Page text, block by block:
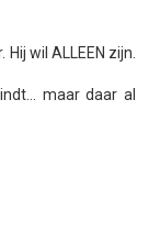
wil ALLEEN zijn.
maar daar al